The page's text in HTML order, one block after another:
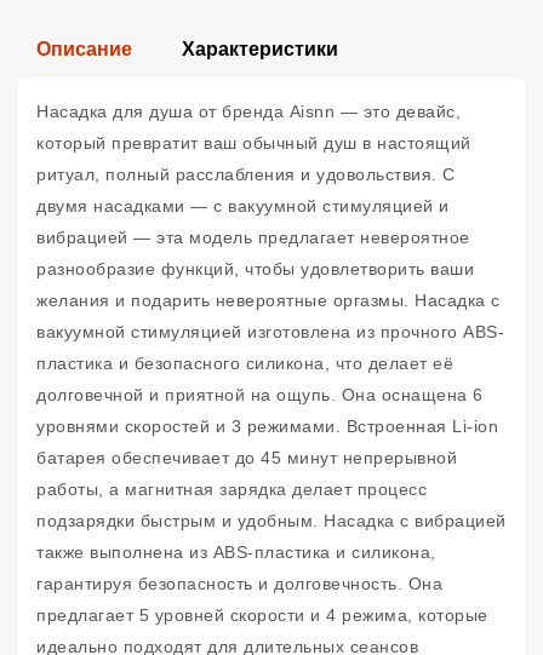
Описание Характеристики
Насадка для душа от бренда Aisnn — это девайс,
который превратит ваш обычный душ в настоящий
ритуал, полный расслабления и удовольствия. С
двумя насадками — с вакуумной стимуляцией и
вибрацией — эта модель предлагает невероятное
разнообразие функций, чтобы удовлетворить ваши
желания и подарить невероятные оргазмы. Насадка с
вакуумной стимуляцией изготовлена из прочного ABS-
пластика и безопасного силикона, что делает её
долговечной и приятной на ощупь. Она оснащена 6
уровнями скоростей и 3 режимами. Встроенная Li-ion
батарея обеспечивает до 45 минут непрерывной
работы, а магнитная зарядка делает процесс
подзарядки быстрым и удобным. Насадка с вибрацией
также выполнена из ABS-пластика и силикона,
гарантируя безопасность и долговечность. Она
предлагает 5 уровней скорости и 4 режима, которые
идеально подходят для длительных сеансов